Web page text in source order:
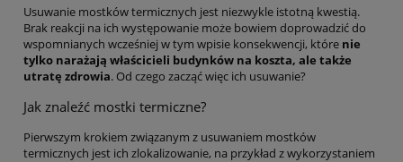
Usuwanie mostków termicznych jest niezwykle istotną kwestią.
Brak reakcji na ich występowanie może bowiem doprowadzić do
wspomnianych wcześniej w tym wpisie konsekwencji, które nie
tylko narażają właścicieli budynków na koszta, ale także
utratę zdrowia. Od czego zacząć więc ich usuwanie?
Jak znaleźć mostki termiczne?
Pierwszym krokiem związanym z usuwaniem mostków
termicznych jest ich zlokalizowanie, na przykład z wykorzystaniem